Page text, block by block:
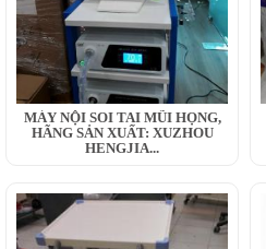
MÁY NỘI SOI TAI MŨI HỌNG,
HÃNG SẢN XUẤT: XUZHOU
HENGJIA...